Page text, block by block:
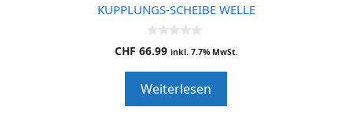
KUPPLUNGS-SCHEIBE WELLE
0
o
o
f
5
CHF 66.99 inkl. 7.7% MwSt.
Weiterlesen